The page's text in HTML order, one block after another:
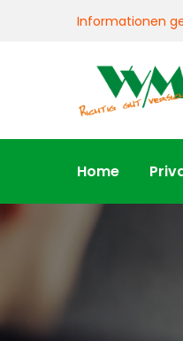
Informationen
Home